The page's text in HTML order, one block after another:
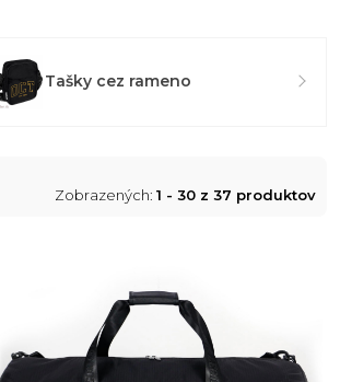
Tašky cez rameno
Zobrazených: 1 - 30 z 37 produktov